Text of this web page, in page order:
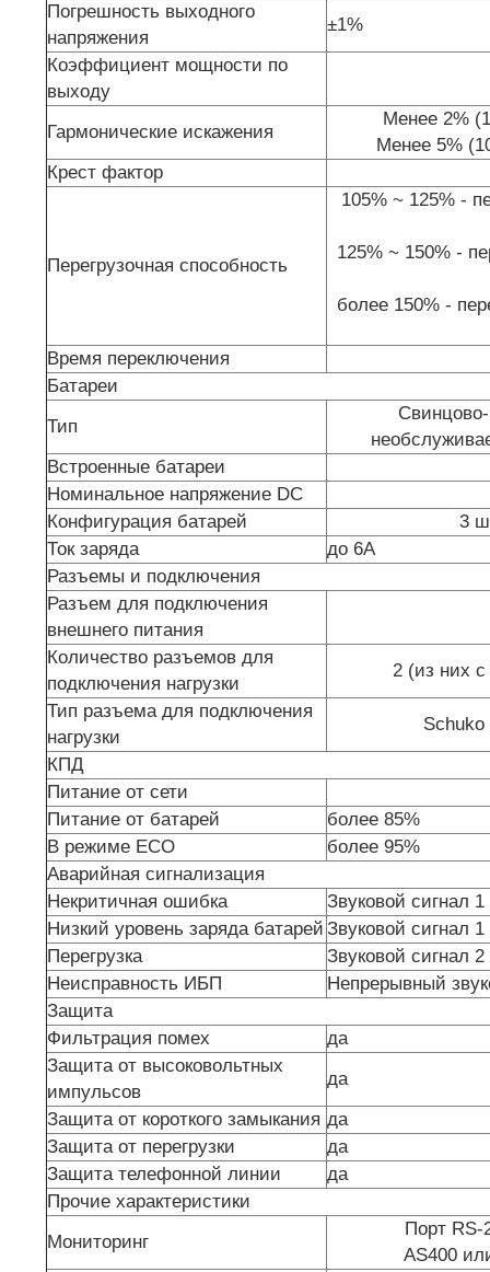
Погрешность выходного
напряжения
±1%
Коэффициент мощности по
выходу
Гармонические искажения
Менее 2%
Менее 5%
Крест фактор
Перегрузочная способность
105% ~ 125% -
125% ~ 150% -
более 150% -
Время переключения
Батареи
Тип
Встроенные батареи
Номинальное напряжение DC
Конфигурация батарей
3
Ток заряда
до 6А
Разъемы и подключения
Разъем для подключения
внешнего питания
Количество разъемов для
подключения нагрузки
2 (из них
Тип разъема для подключения
нагрузки
Schuko
КПД
Питание от сети
Питание от батарей
более 85%
В режиме ECO
более 95%
Аварийная сигнализация
Некритичная ошибка
Звуковой сигнал
Низкий уровень заряда батарей Звуковой сигнал
Перегрузка
Звуковой сигнал
Неисправность ИБП
Непрерывный
Защита
Фильтрация помех
да
Защита от высоковольтных
импульсов
да
Защита от короткого замыкания да
Защита от перегрузки
да
Защита телефонной линии
да
Прочие характеристики
Мониторинг
Порт RS-
AS400